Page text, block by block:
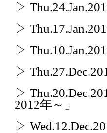
▷
▷
▷
▷
▷
2012年～」
▷